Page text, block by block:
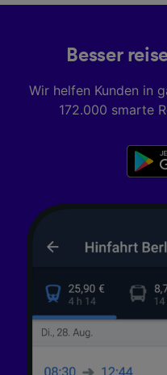
Besser
Wir helfen Kunden in
172.000 smarte